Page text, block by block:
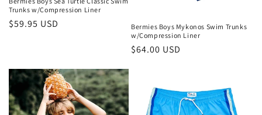
Trunks w/Compression Liner
Prix
$59.95 USD
Bermies Boys Mykonos Swim Trunks
w/Compression Liner
Prix
$64.00 USD